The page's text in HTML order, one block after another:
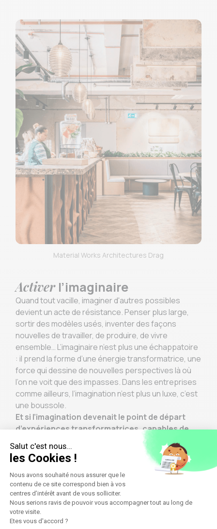
Material Works Architectures Drag
Activer l’imaginaire
Quand tout vacille, imaginer d'autres possibles
devient un acte de résistance. Penser plus large,
sortir des modèles usés, inventer des façons
nouvelles de travailler, de produire, de vivre
ensemble… L’imaginaire n’est plus une échappatoire
: il prend la forme d’une énergie transformatrice, une
force qui dessine de nouvelles perspectives là où
l’on ne voit que des impasses. Dans les entreprises
comme ailleurs, l’imagination n’est plus un luxe, c’est
une boussole.
Et si l’imagination devenait le point de départ
d’expériences transformatrices, capables de
réinventer collectivement notre rapport au
monde ?
→ De la créativité à l’imagination stratégique
Une prise de conscience s’opère : il ne suffit plus de
s'adapter à un monde en mutation, il faut imaginer
autrement. Si 96% des professionnels estiment que
les idées créatives sont clés pour la réussite à long
terme de leur organisation (Canva x Harvard